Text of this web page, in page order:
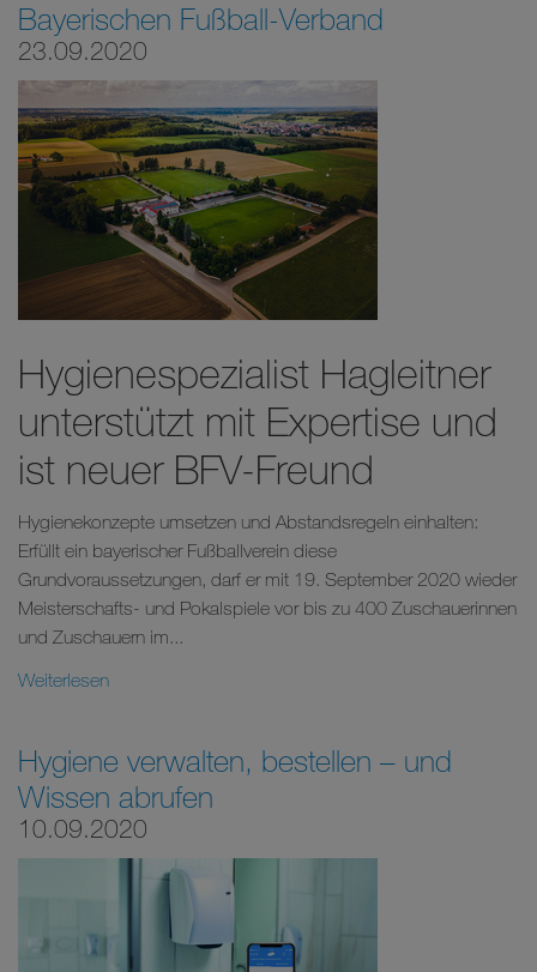
Bayerischen Fußball-Verband
23.09.2020
Hygienespezialist Hagleitner
unterstützt mit Expertise und
ist neuer BFV-Freund
Hygienekonzepte umsetzen und Abstandsregeln einhalten:
Erfüllt ein bayerischer Fußballverein diese
Grundvoraussetzungen, darf er mit 19. September 2020 wieder
Meisterschafts- und Pokalspiele vor bis zu 400 Zuschauerinnen
und Zuschauern im...
Weiterlesen
Hygiene verwalten, bestellen – und
Wissen abrufen
10.09.2020